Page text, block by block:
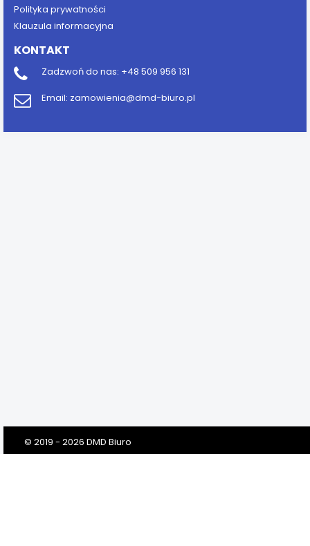
Polityka prywatności
Klauzula informacyjna
KONTAKT
Zadzwoń do nas: +48 509 956 131
Email: zamowienia@dmd-biuro.pl
© 2019 - 2026 DMD Biuro